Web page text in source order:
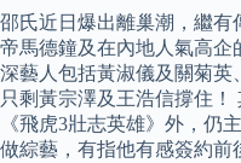
邵氏近日爆出離巢潮，繼
帝馬德鐘及在內地人氣高企
深藝人包括黃淑儀及關菊英
只剩黃宗澤及王浩信撐住！
《飛虎3壯志英雄》外，仍
做綜藝，有指他有感簽約前